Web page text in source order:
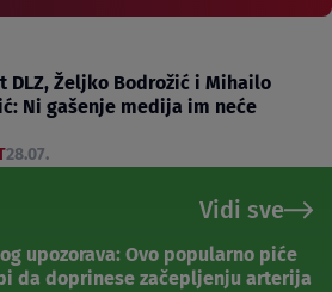
DLZ, Željko Bodrožić i Mihailo
Ni gašenje medija im neće
28.07.
Vidi sve
upozorava: Ovo popularno piće
da doprinese začepljenju arterija